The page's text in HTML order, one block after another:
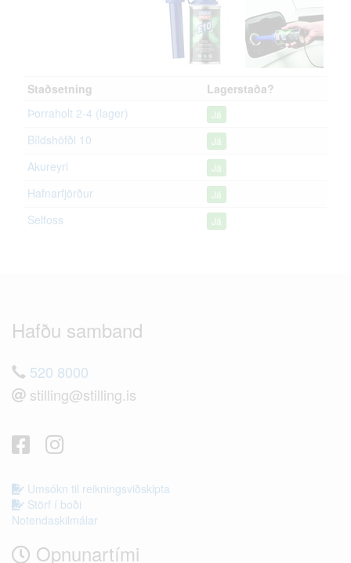
Staðsetning
Lagerstaða?
Þorraholt 2-4 (lager)
Já
Bíldshöfði 10 Já
Akureyri Já
Hafnarfjörður Já
Selfoss Já
Hafðu samband
520 8000
stilling@stilling.is
Umsókn til reikningsviðskipta
Störf í boði
Notendaskilmálar
Opnunartími